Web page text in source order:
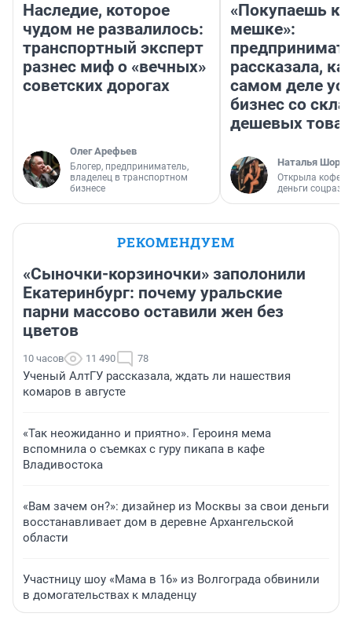
Наследие, которое
чудом не развалилось:
транспортный эксперт
разнес миф о «вечных»
советских дорогах
Олег Арефьев
Блогер, предприниматель,
владелец в транспортном
бизнесе
«Покупаешь
мешке»:
рассказала,
самом деле
бизнес со
дешевых
Наталья
Открыла
деньги
РЕКОМЕНДУЕМ
«Сыночки-корзиночки» заполонили
Екатеринбург: почему уральские
парни массово оставили жен без
цветов
10 часов 11 490 78
Ученый АлтГУ рассказала, ждать ли нашествия
комаров в августе
«Так неожиданно и приятно». Героиня мема
вспомнила о съемках с гуру пикапа в кафе
Владивостока
«Вам зачем он?»: дизайнер из Москвы за свои деньги
восстанавливает дом в деревне Архангельской
области
Участницу шоу «Мама в 16» из Волгограда обвинили
в домогательствах к младенцу